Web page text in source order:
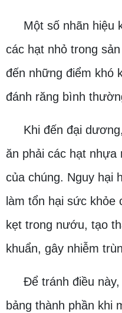
Một số nhãn hiệu
các hạt nhỏ trong
đến những điểm khó
đánh răng bình
Khi đến đại dương,
ăn phải các hạt nhựa
của chúng. Nguy hại
làm tổn hại sức khỏe
kẹt trong nướu, tạo
khuẩn, gây nhiễm
Để tránh điều này,
bảng thành phần khi